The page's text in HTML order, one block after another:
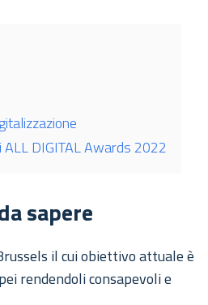
ALL DIGITAL Awards 2022
sapere
il cui obiettivo attuale è
rendendoli consapevoli e